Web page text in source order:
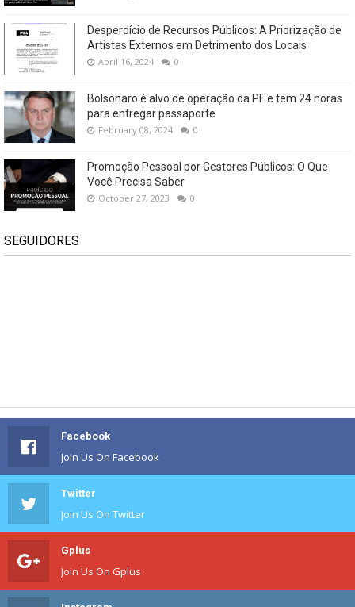
Desperdício de Recursos Públicos: A Priorização de
Artistas Externos em Detrimento dos Locais
April 16, 2024 0
Bolsonaro é alvo de operação da PF e tem 24 horas
para entregar passaporte
February 08, 2024 0
Promoção Pessoal por Gestores Públicos: O Que
Você Precisa Saber
October 27, 2023 0
SEGUIDORES
Facebook
Join Us On Facebook
Twitter
Join Us On Twitter
Gplus
Join Us On Gplus